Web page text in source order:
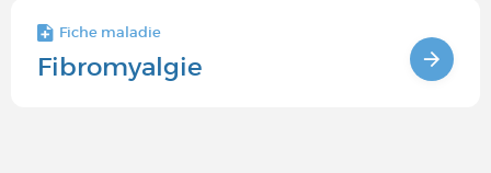
Fiche maladie
Fibromyalgie